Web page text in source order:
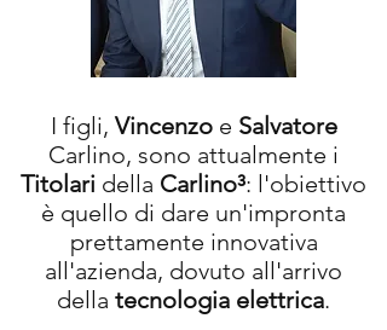
I figli, Vincenzoe Salvatore
Carlino, sono attualmente i
Titolari della Carlino³: l'obiettivo
è quello di dare un'impronta
prettamente innovativa
all'azienda, dovuto all'arrivo
della tecnologia elettrica.